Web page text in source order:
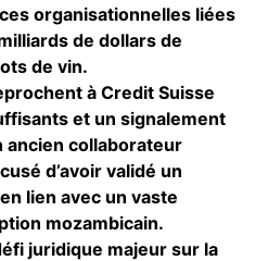
organisationnelles liées
de dollars de
de vin.
à Credit Suisse
et un signalement
ancien collaborateur
d’avoir validé un
lien avec un vaste
mozambicain.
juridique majeur sur la